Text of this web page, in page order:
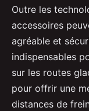
Outre les
accessoires
agréable et
indispensables
sur les routes
pour offrir une
distances de